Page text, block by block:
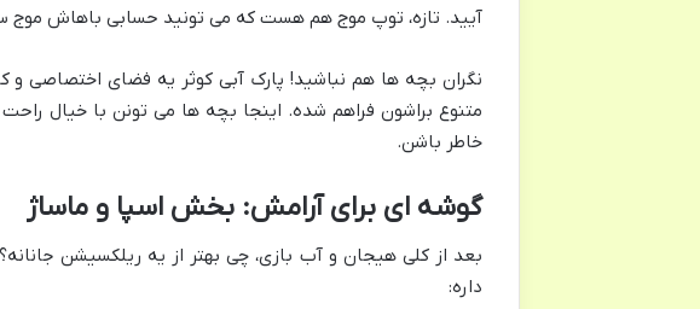
آیید. تازه، توپ موج هم هست که می تونید حسابی باهاش موج
نگران بچه ها هم نباشید! پارک آبی کوثر یه فضای اختصاصی و
متنوع براشون فراهم شده. اینجا بچه ها می تونن با خیال
خاطر باشن.
گوشه ای برای آرامش: بخش اسپا و ماساژ
بعد از کلی هیجان و آب بازی، چی بهتر از یه ریلکسیشن
داره: